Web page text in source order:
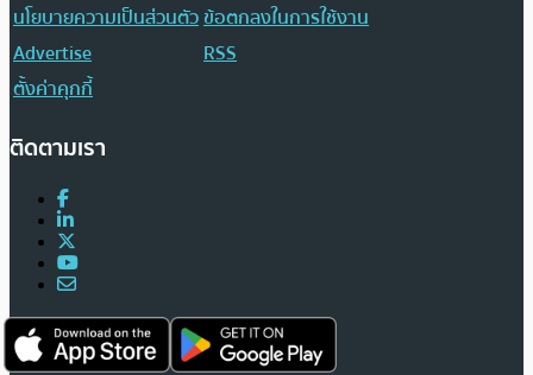
นโยบายความเป็นส่วนตัวข้อตกลงในการใช้งาน
Advertise
RSS
ตั้งค่าคุกกี้
ติดตามเรา